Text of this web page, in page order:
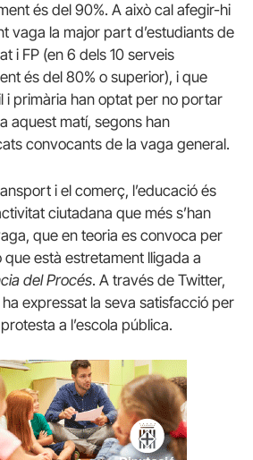
és del 90%. A això cal afegir-hi
vaga la major part d’estudiants de
i FP (en 6 dels 10 serveis
és del 80% o superior), i que
i primària han optat per no portar
aquest matí, segons han
convocants de la vaga general.
i el comerç, l’educació és
ciutadana que més s’han
que en teoria es convoca per
està estretament lligada a
del Procés. A través de Twitter,
expressat la seva satisfacció per
a l’escola pública.